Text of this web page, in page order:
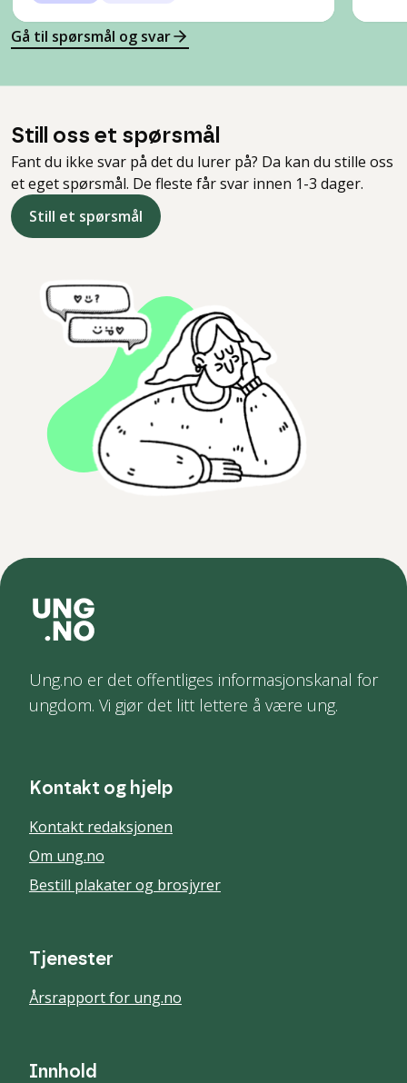
Gå til spørsmål og svar
Still oss et spørsmål
Fant du ikke svar på det du lurer på? Da kan du stille oss
et eget spørsmål. De fleste får svar innen 1-3 dager.
Still et spørsmål
Ung.no er det offentliges informasjonskanal for
ungdom. Vi gjør det litt lettere å være ung.
Kontakt og hjelp
Kontakt redaksjonen
Om ung.no
Bestill plakater og brosjyrer
Tjenester
Årsrapport for ung.no
Innhold